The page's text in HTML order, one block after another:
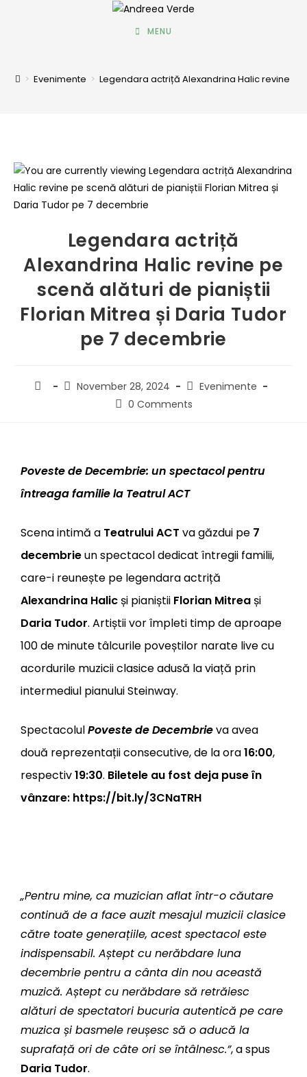
MENU
> Evenimente > Legendara actriță Alexandrina Halic revine
Legendara actriță
Alexandrina Halic revine pe
scenă alături de pianiștii
Florian Mitrea și Daria Tudor
pe 7 decembrie
November 28, 2024
Evenimente
0 Comments
Poveste de Decembrie: un spectacol pentru
întreaga familie la Teatrul ACT
Scena intimă a Teatrului ACT va găzdui pe 7
decembrieun spectacol dedicat întregii familii,
care-i reunește pe legendara actriță
Alexandrina Halicși pianiștii Florian Mitreași
Daria Tudor. Artiștii vor împleti timp de aproape
100 de minute tâlcurile poveștilor narate live cu
acordurile muzicii clasice adusă la viață prin
intermediul pianului Steinway.
SpectacolulPoveste de Decembrieva avea
două reprezentații consecutive, de la ora16:00,
respectiv19:30. Biletele au fost deja puse în
vânzare: https://bit.ly/3CNaTRH
„Pentru mine, ca muzician aflat într-o căutare
continuă de a face auzit mesajul muzicii clasice
către toate generațiile, acest spectacol este
indispensabil. Aștept cu nerăbdare luna
decembrie pentru a cânta din nou această
muzică. Aștept cu nerăbdare să retrăiesc
alături de spectatori bucuria autentică pe care
muzica și basmele reușesc să o aducă la
suprafață ori de câte ori se întâlnesc.”, a spus
Daria Tudor.